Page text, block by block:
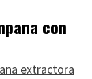
con
extractora